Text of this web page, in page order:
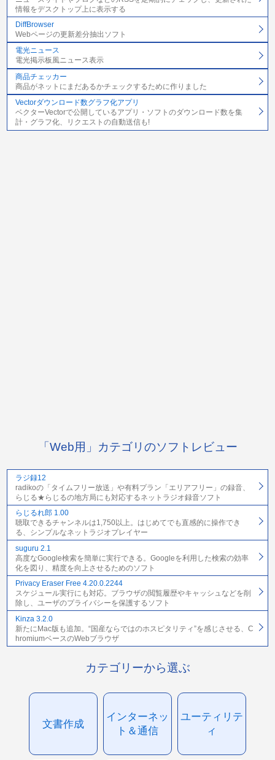
情報をデスクトップ上に表示する
DiffBrowser
Webページの更新差分抽出ソフト
電光ニュース
電光掲示板風ニュース表示
商品チェッカー
商品がネットにまだあるかチェックするために作りました
Vectorダウンロード数グラフ化アプリ
ベクターVectorで公開しているアプリ・ソフトのダウンロード数を集
計・グラフ化、リクエストの自動送信も!
「Web用」カテゴリのソフトレビュー
ラジ録12
radikoの「タイムフリー放送」や有料プラン「エリアフリー」の録音、
らじる★らじるの地方局にも対応するネットラジオ録音ソフト
らじるれ郎 1.00
聴取できるチャンネルは1,750以上。はじめてでも直感的に操作でき
る、シンプルなネットラジオプレイヤー
suguru 2.1
高度なGoogle検索を簡単に実行できる。Googleを利用した検索の効率
化を図り、精度を向上させるためのソフト
Privacy Eraser Free 4.20.0.2244
スケジュール実行にも対応。ブラウザの閲覧履歴やキャッシュなどを削
除し、ユーザのプライバシーを保護するソフト
Kinza 3.2.0
新たにMac版も追加。“国産ならではのホスピタリティ”を感じさせる、C
hromiumベースのWebブラウザ
カテゴリーから選ぶ
文書作成
インターネッ
ト＆通信
ユーティリテ
ィ